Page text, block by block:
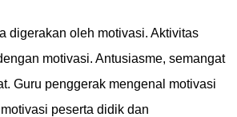
digerakan oleh motivasi. Aktivitas
motivasi. Antusiasme, semangat
Guru penggerak mengenal motivasi
peserta didik dan